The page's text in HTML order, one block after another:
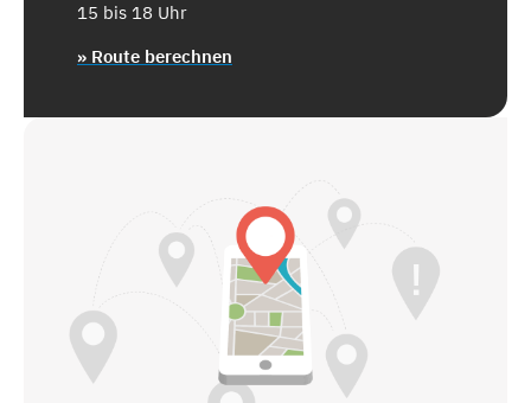
15 bis 18 Uhr
» Route berechnen